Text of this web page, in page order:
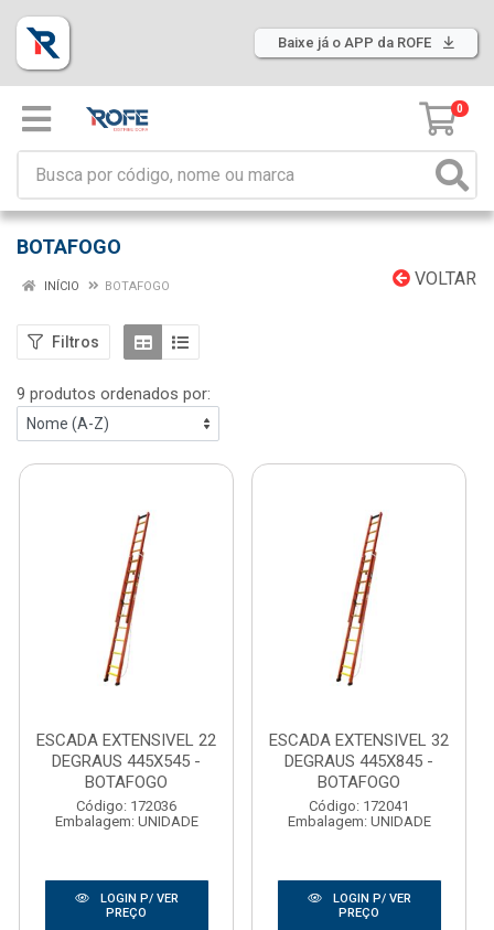
Baixe já o APP da ROFE
0
BOTAFOGO
VOLTAR
INÍCIO BOTAFOGO
Filtros
9 produtos ordenados por:
ESCADA EXTENSIVEL 22
DEGRAUS 445X545 -
BOTAFOGO
Código: 172036
Embalagem: UNIDADE
LOGIN P/ VER
PREÇO
ESCADA EXTENSIVEL 32
DEGRAUS 445X845 -
BOTAFOGO
Código: 172041
Embalagem: UNIDADE
LOGIN P/ VER
PREÇO